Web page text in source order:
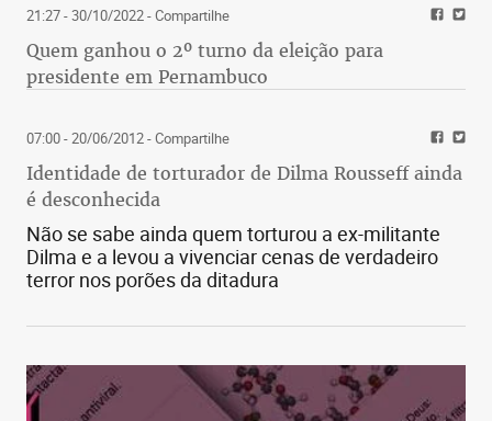
21:27 - 30/10/2022- Compartilhe
Quem ganhou o 2º turno da eleição para
presidente em Pernambuco
07:00 - 20/06/2012- Compartilhe
Identidade de torturador de Dilma Rousseff ainda
é desconhecida
Não se sabe ainda quem torturou a ex-militante
Dilma e a levou a vivenciar cenas de verdadeiro
terror nos porões da ditadura